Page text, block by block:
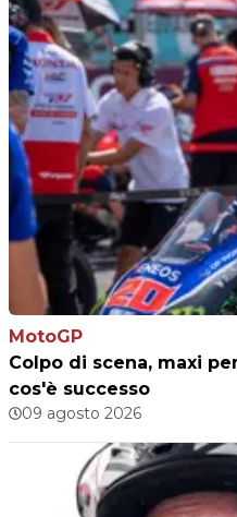
MotoGP
Colpo di scena, maxi
cos'è successo
09 agosto 2026